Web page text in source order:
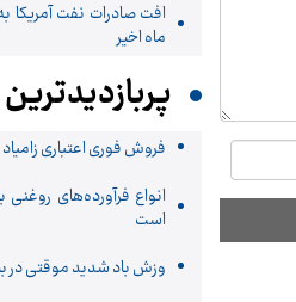
ماه اخیر
پربازدیدترین
فروش فوری اعتباری زامیاد EX آغاز می‌شود
انواع فرآورده‌های روغنی
است
وزش باد شدید موقتی در